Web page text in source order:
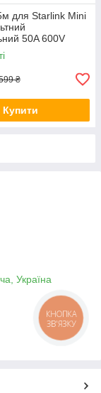
для Starlink Mini
50A 600V
₴
Купити
Україна
КНОПКА
ЗВ'ЯЗКУ